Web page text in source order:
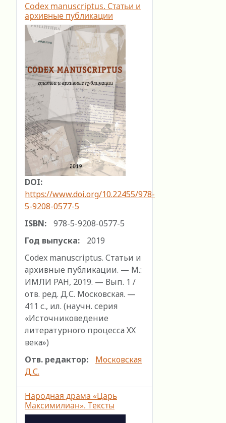
Codex manuscriptus. Статьи и
архивные публикации
DOI:
https://www.doi.org/10.22455/978-
5-9208-0577-5
ISBN:
978-5-9208-0577-5
Год выпуска:
2019
Codex manuscriptus. Статьи и
архивные публикации. — М.:
ИМЛИ РАН, 2019. — Вып. 1 /
отв. ред. Д.С. Московская. —
411 с., ил. (научн. серия
«Источниковедение
литературного процесса ХХ
века»)
Отв. редактор:
Московская
Д.С.
Народная драма «Царь
Максимилиан». Тексты